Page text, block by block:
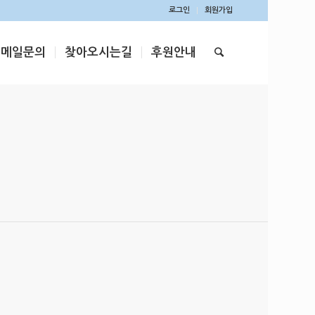
로그인 회원가입
일문의 찾아오시는길 후원안내